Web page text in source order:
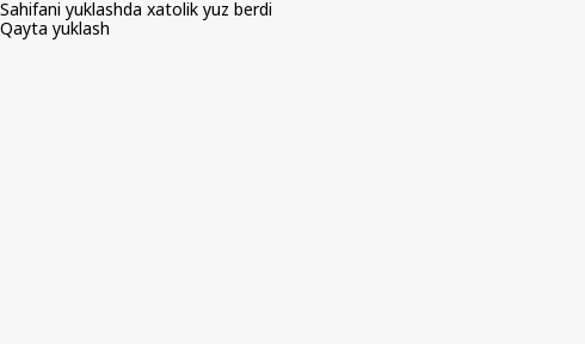
Sahifani yuklashda xatolik yuz berdi
Qayta yuklash